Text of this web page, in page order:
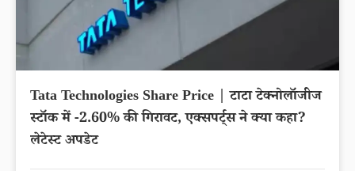
Tata Technologies Share Price | टाटा टेक्नोलॉजीज
स्टॉक में -2.60% की गिरावट, एक्सपर्ट्स ने क्या कहा?
लेटेस्ट अपडेट